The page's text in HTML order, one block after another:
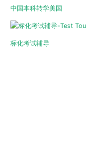
中国本科转学美国
标化考试辅导